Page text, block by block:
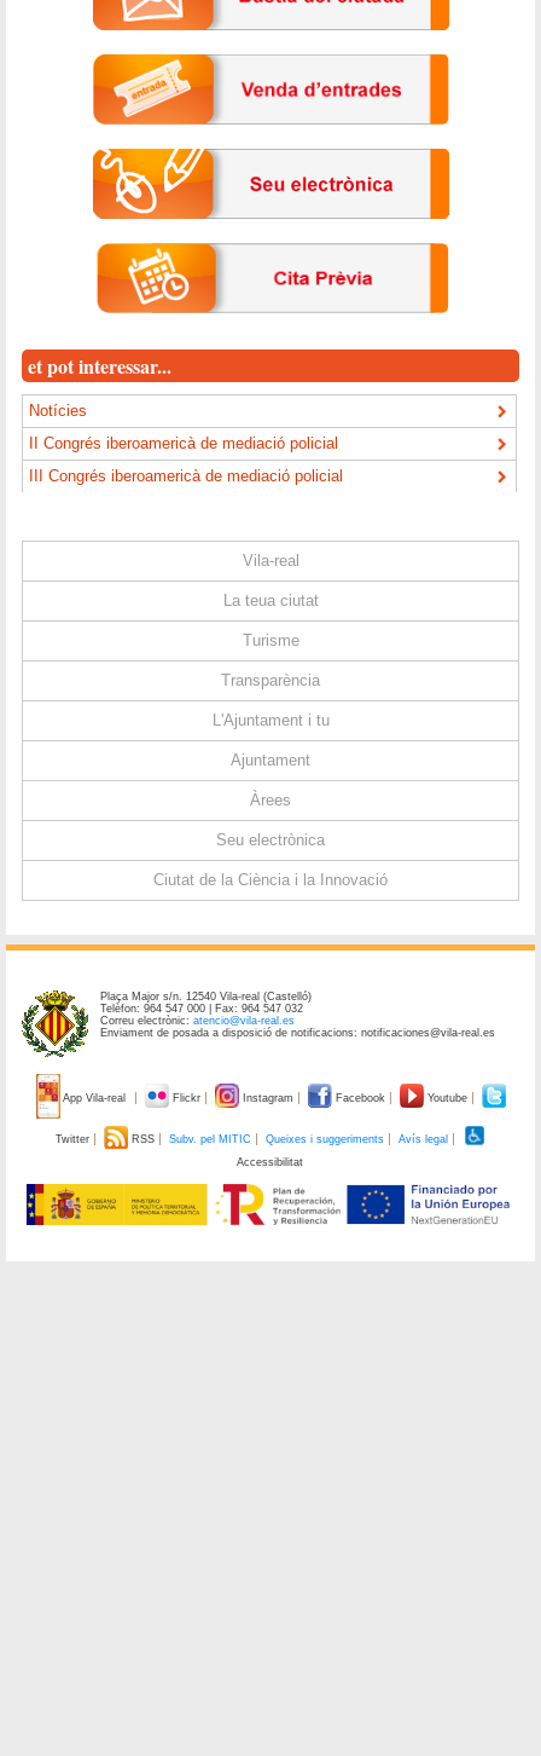
et pot interessar...
Notícies
II Congrés iberoamericà de mediació policial
III Congrés iberoamericà de mediació policial
Vila-real
La teua ciutat
Turisme
Transparència
L'Ajuntament i tu
Ajuntament
Àrees
Seu electrònica
Ciutat de la Ciència i la Innovació
Plaça Major s/n. 12540 Vila-real (Castelló)
Telèfon: 964 547 000 | Fax: 964 547 032
Correu electrònic:atencio@vila-real.es
Enviament de posada a disposició de notificacions: notificaciones@vila-real.es
App Vila-real Flickr Instagram Facebook Youtube
Twitter RSS Subv. pel MITIC Queixes i suggeriments
Avís legal
Accessibilitat